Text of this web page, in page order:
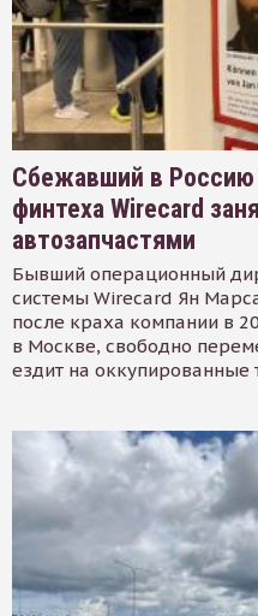
Сбежавший в Россию
финтеха Wirecard
автозапчастями
Бывший операционный
системы Wirecard Ян
после краха компании в
в Москве, свободно
ездит на